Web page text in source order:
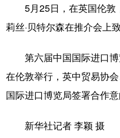
城市 旅游
公益 一带一路
文化产业
5月25日，在英国伦敦
莉丝·贝特尔森在推介会上致
第六届中国国际进口博
在伦敦举行，英中贸易协
国际进口博览局签署合作意
新华社记者 李颖 摄